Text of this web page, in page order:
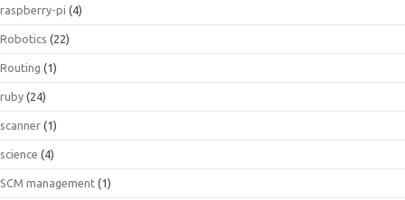
raspberry-pi (4)
Robotics (22)
Routing (1)
ruby (24)
scanner (1)
science (4)
SCM management (1)